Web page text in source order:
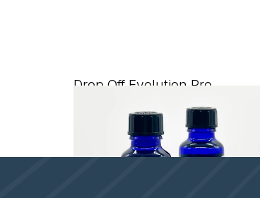
Drop Off Evolution Pro